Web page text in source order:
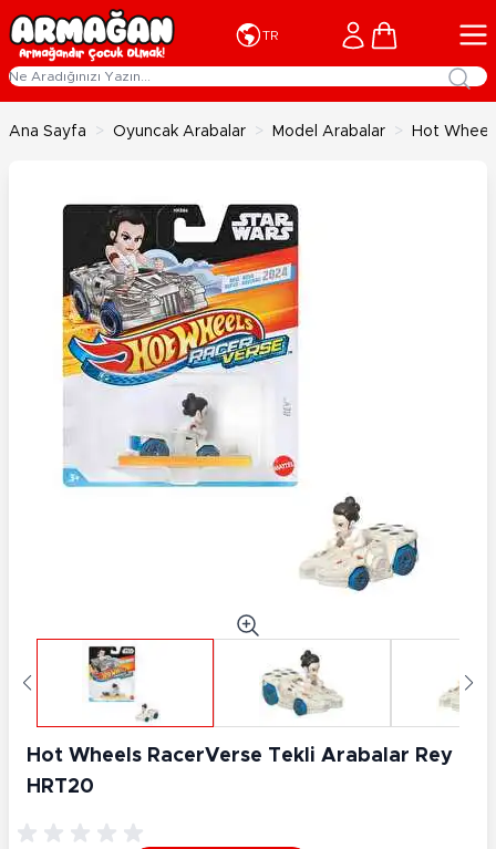
İçeriğe geç
TR Cart
Ana Sayfa > Oyuncak Arabalar > Model Arabalar > Hot
Hot Wheels RacerVerse Tekli Arabalar Rey
HRT20